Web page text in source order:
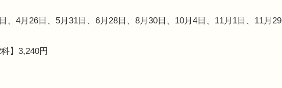
、4月26日、5月31日、6月28日、8月30日、10月4日、11月1日、11月29
】3,240円